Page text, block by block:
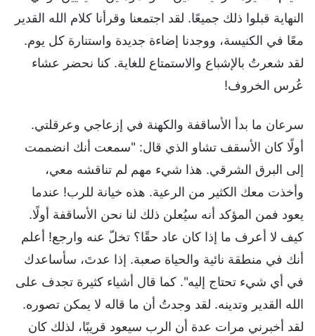
النهاية قبلوا ذلك جميعًا. لقد اجتمعنا وقرأنا كلام الله القدير
معًا في الكنيسة، ووجدنا إضاءة جديدة واستنارة كل يوم.
لقد شعرتُ بالإشباع والاستمتاع للغاية. كنا نحضر عشاء
عُرس الخروف!
سرعان ما بدأ الأساقفة والكهنة في إزعاجي وعرقلتي.
أولًا كان الأسقف تشاو الذي قال: "سمعت أنك انضممت
إلى البرق الشرقي. هذا شيء مهم لم تناقشه معي،
وأخذت معك الكثير من الرعية. هذه خيانة للرب! عندما
يعود فمن المؤكد أنه سيُعلن ذلك لنا نحن الأساقفة أولًا.
كيف لا أعرف ما إذا كان عاد حقًا؟ تخلّ عنه وارجع! أعلم
أنك في منطقة نائية والحياة صعبة. إذا عدتَ، سأساعدك
في أي شيء تحتاج إليه". كما قال أشياء كثيرة تجدف على
الله القدير وتدينه. لقد وجدتُ أن ما قاله لا يمكن تصوره.
لقد أخبرني مرات عدة أن الرب سيعود قريبًا، لذلك كان